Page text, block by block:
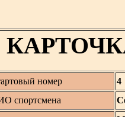
номер
4
спортсмена